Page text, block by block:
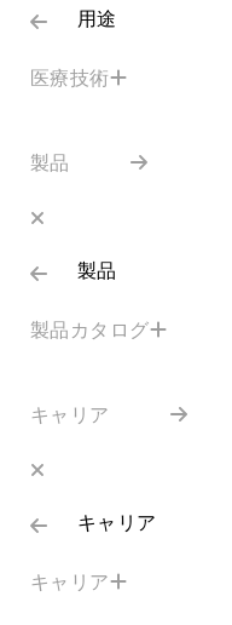
用途
医療技術
製品
製品
製品カタログ
キャリア
キャリア
キャリア